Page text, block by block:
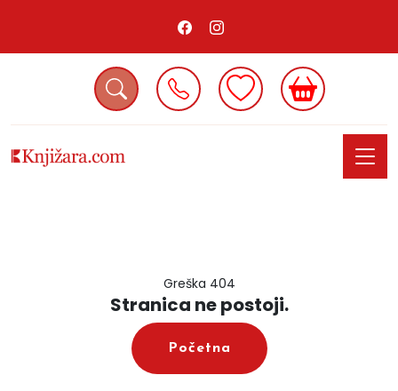
Greška 404
Stranica ne postoji.
Početna